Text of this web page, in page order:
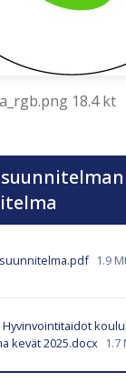
18.4 kt
1.9
Hyvinvointitaidot
kevät 2025.docx 1.7